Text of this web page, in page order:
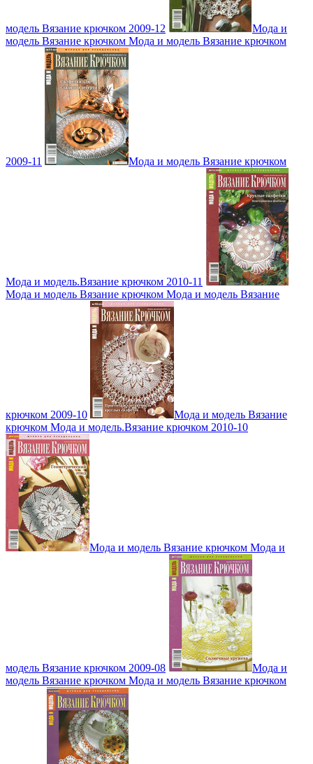
модель Вязание крючком 2009-12
Мода и
модель Вязание крючком Мода и модель Вязание крючком
2009-11 Мода и модель Вязание крючком
Мода и модель.Вязание крючком 2010-11
Мода и модель Вязание крючком Мода и модель Вязание
крючком 2009-10
Мода и модель Вязание
крючком Мода и модель.Вязание крючком 2010-10
Мода и модель Вязание крючком Мода и
модель Вязание крючком 2009-08
Мода и
модель Вязание крючком Мода и модель Вязание крючком